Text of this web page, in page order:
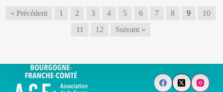
« Précédent 1 2 3 4 5 6 7 8 9
10
11
12 Suivant »